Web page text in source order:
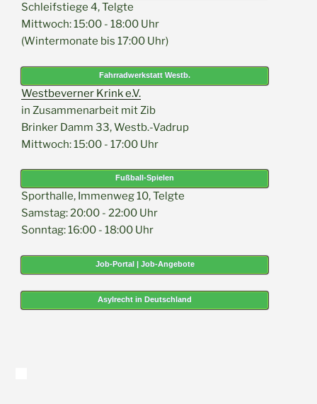
Schleifstiege 4, Telgte
Mittwoch: 15:00 - 18:00 Uhr
(Wintermonate bis 17:00 Uhr)
Fahrradwerkstatt Westb.
Westbeverner Krink e.V.
in Zusammenarbeit mit Zib
Brinker Damm 33, Westb.-Vadrup
Mittwoch: 15:00 - 17:00 Uhr
Fußball-Spielen
Sporthalle, Immenweg 10, Telgte
Samstag: 20:00 - 22:00 Uhr
Sonntag: 16:00 - 18:00 Uhr
Job-Portal | Job-Angebote
Asylrecht in Deutschland